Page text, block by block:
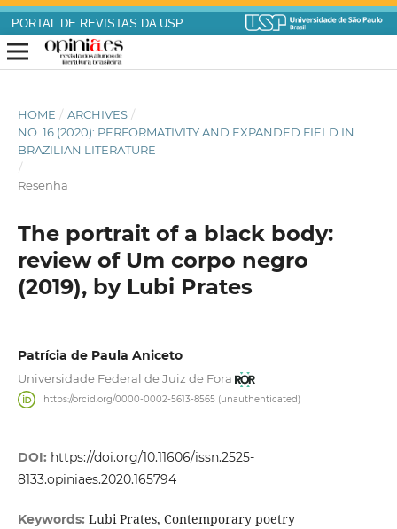
PORTAL DE REVISTAS DA USP
HOME / ARCHIVES /
NO. 16 (2020): PERFORMATIVITY AND EXPANDED FIELD IN
BRAZILIAN LITERATURE
/
Resenha
The portrait of a black body:
review of Um corpo negro
(2019), by Lubi Prates
Patrícia de Paula Aniceto
Universidade Federal de Juiz de Fora
https://orcid.org/0000-0002-5613-8565 (unauthenticated)
DOI: https://doi.org/10.11606/issn.2525-
8133.opiniaes.2020.165794
Keywords: Lubi Prates, Contemporary poetry